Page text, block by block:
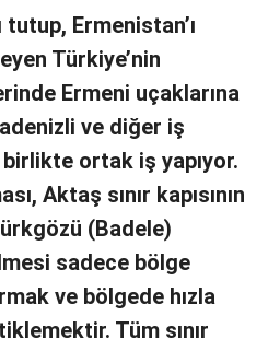
tutup, Ermenistan’ı
Türkiye’nin
Ermeni uçaklarına
ve diğer iş
ortak iş yapıyor.
Aktaş sınır kapısının
(Badele)
sadece bölge
ve bölgede hızla
Tüm sınır